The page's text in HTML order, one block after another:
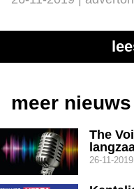
meer nieuws
The
26-11-2019